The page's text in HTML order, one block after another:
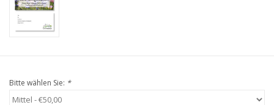
Starke Zwiebel Tage
Bitte wählen Sie: *